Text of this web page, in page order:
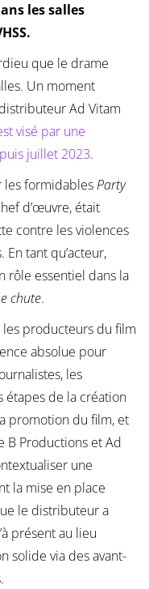
les salles
que le drame
Un moment
Ad Vitam
visé par une
juillet 2023.
les formidablesParty
d’œuvre, était
contre les violences
tant qu’acteur,
rôle essentiel dans la
chute.
producteurs du film
absolue pour
les
étapes de la création
promotion du film, et
B Productions et Ad
une
la mise en place
le distributeur a
présent au lieu
solide via des avant-